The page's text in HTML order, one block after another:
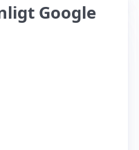
Google